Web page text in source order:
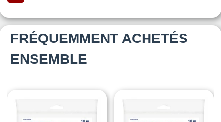
FRÉQUEMMENT ACHETÉS
ENSEMBLE